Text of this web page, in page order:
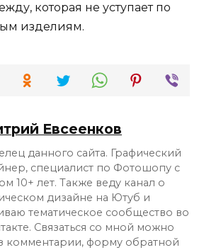
которая не уступает по
изделиям.
Евсеенков
данного сайта. Графический
специалист по Фотошопу с
10+ лет. Также веду канал о
дизайне на Ютуб и
тематическое сообщество во
Связаться со мной можно
комментарии, форму обратной